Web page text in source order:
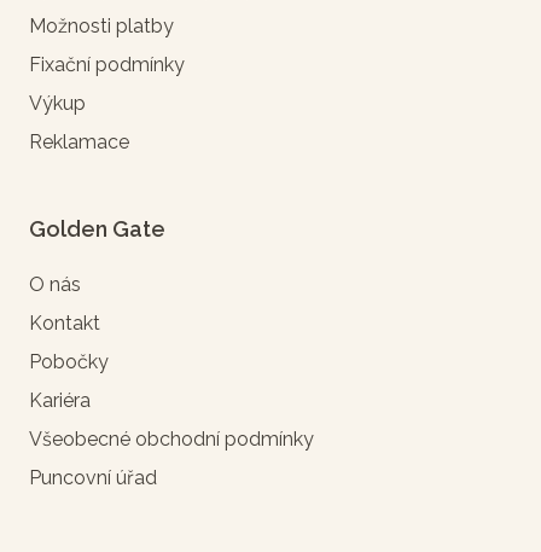
Možnosti platby
Fixační podmínky
Výkup
Reklamace
Golden Gate
O nás
Kontakt
Pobočky
Kariéra
Všeobecné obchodní podmínky
Puncovní úřad